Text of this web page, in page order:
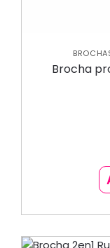
Brocha